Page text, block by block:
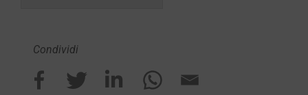
Condividi